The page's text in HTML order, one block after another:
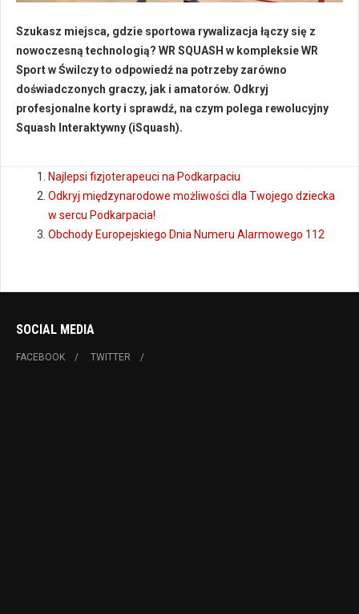
Szukasz miejsca, gdzie sportowa rywalizacja łączy się z
nowoczesną technologią? WR SQUASH w kompleksie WR
Sport w Świlczy to odpowiedź na potrzeby zarówno
doświadczonych graczy, jak i amatorów. Odkryj
profesjonalne korty i sprawdź, na czym polega rewolucyjny
Squash Interaktywny (iSquash).
Najlepsi fizjoterapeuci na Podkarpaciu
Odkryj międzynarodowe możliwości dla Twojego dziecka
w sercu Podkarpacia!
Obchody Europejskiego Dnia Numeru Alarmowego 112
SOCIAL MEDIA
FACEBOOK TWITTER